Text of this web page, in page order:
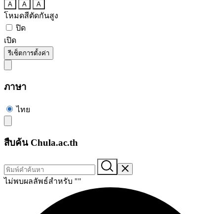
A A A
โหมดสีตัดกันสูง
ปิด
เปิด
รีเซ็ตการตั้งค่า
ภาษา
ไทย
สืบค้น Chula.ac.th
ไม่พบผลลัพธ์สำหรับ ""